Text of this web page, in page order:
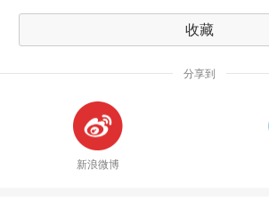
收藏
分享到
新浪微博